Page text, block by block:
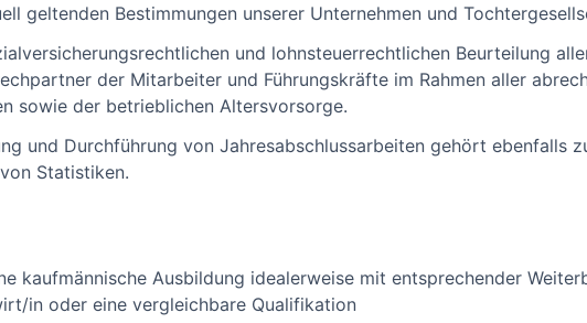
geltenden Bestimmungen unserer Unternehmen und
und lohnsteuerrechtlichen Beurteilung
der Mitarbeiter und Führungskräfte im Rahmen aller
sowie der betrieblichen Altersvorsorge.
und Durchführung von Jahresabschlussarbeiten gehört ebenfalls
Statistiken.
kaufmännische Ausbildung idealerweise mit entsprechender
in oder eine vergleichbare Qualifikation